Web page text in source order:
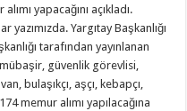
yapacağını açıkladı.
Yargıtay Başkanlığı
tarafından yayınlanan
güvenlik görevlisi,
bulaşıkçı, aşçı, kebapçı,
memur alımı yapılacağına